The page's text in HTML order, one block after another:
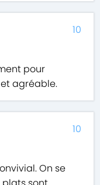
pour
agréable.
10
On se
10